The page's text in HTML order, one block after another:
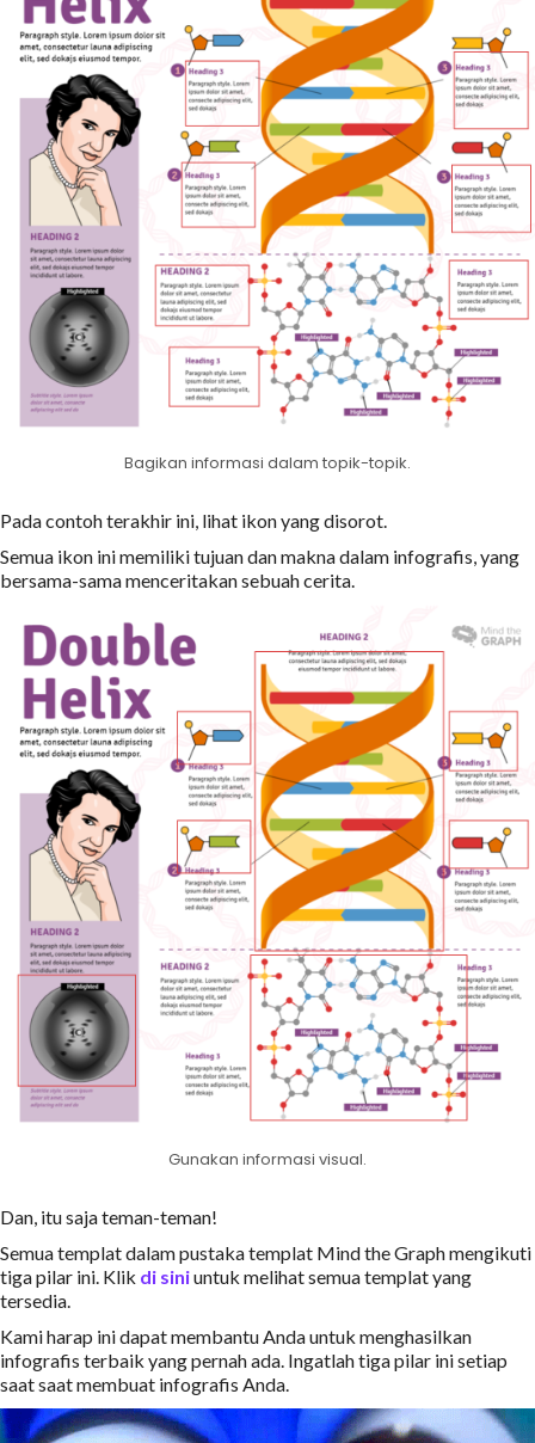
Bagikan informasi dalam topik-topik.
Pada contoh terakhir ini, lihat ikon yang disorot.
Semua ikon ini memiliki tujuan dan makna dalam infografis, yang
bersama-sama menceritakan sebuah cerita.
Gunakan informasi visual.
Dan, itu saja teman-teman!
Semua templat dalam pustaka templat Mind the Graph mengikuti
tiga pilar ini. Klik di siniuntuk melihat semua templat yang
tersedia.
Kami harap ini dapat membantu Anda untuk menghasilkan
infografis terbaik yang pernah ada. Ingatlah tiga pilar ini setiap
saat saat membuat infografis Anda.